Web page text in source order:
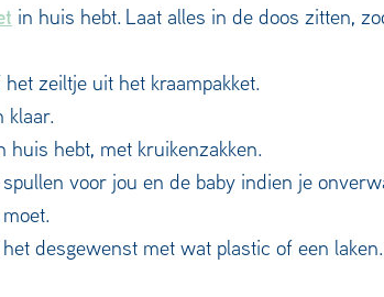
in huis hebt. Laat alles in de doos zitten,
zeiltje uit het kraampakket.
klaar.
huis hebt, met kruikenzakken.
spullen voor jou en de baby indien je
desgewenst met wat plastic of een laken.